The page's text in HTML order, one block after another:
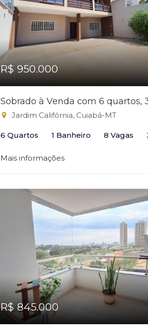
R$ 950.000
Sobrado à Venda com 6 quartos,
Jardim Califórnia, Cuiabá-MT
6 Quartos 1 Banheiro 8 Vagas
Mais informações
R$ 845.000